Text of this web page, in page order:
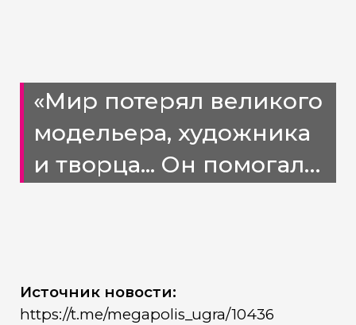
«Мир потерял великого
модельера, художника
и творца... Он помогал
дизайнерам.»
Источник новости:
https://t.me/megapolis_ugra/10436